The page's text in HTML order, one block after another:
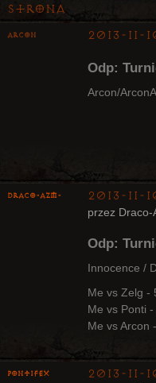
Strona
Arcon 2013-11-
Odp:
Arcon/
Draco-AZM- 2013-11-
przez
Odp:
Innocence /
Me vs Zelg -
Me vs Ponti -
Me vs Arcon
pontifex 2013-11-